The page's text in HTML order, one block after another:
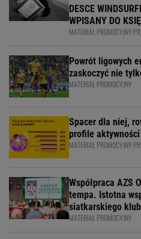
DESCE
WPISANY DO
MATERIAŁ PROMOCYJNY PR
Powrót ligowych
zaskoczyć nie
MATERIAŁ PROMOCYJNY
Spacer dla niej,
profile
MATERIAŁ PROMOCYJNY PR
Współpraca AZS
tempa. Istotna
siatkarskiego
MATERIAŁ PROMOCYJNY